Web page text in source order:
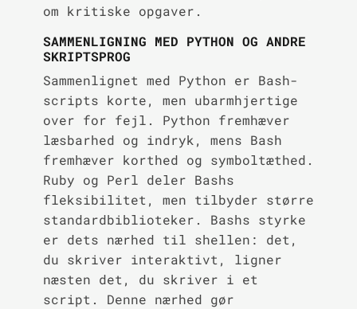
om kritiske opgaver.
SAMMENLIGNING MED PYTHON OG ANDRE
SKRIPTSPROG
Sammenlignet med Python er Bash-
scripts korte, men ubarmhjertige
over for fejl. Python fremhæver
læsbarhed og indryk, mens Bash
fremhæver korthed og symboltæthed.
Ruby og Perl deler Bashs
fleksibilitet, men tilbyder større
standardbiblioteker. Bashs styrke
er dets nærhed til shellen: det,
du skriver interaktivt, ligner
næsten det, du skriver i et
script. Denne nærhed gør